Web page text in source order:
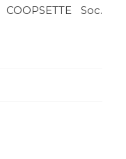
Soc.